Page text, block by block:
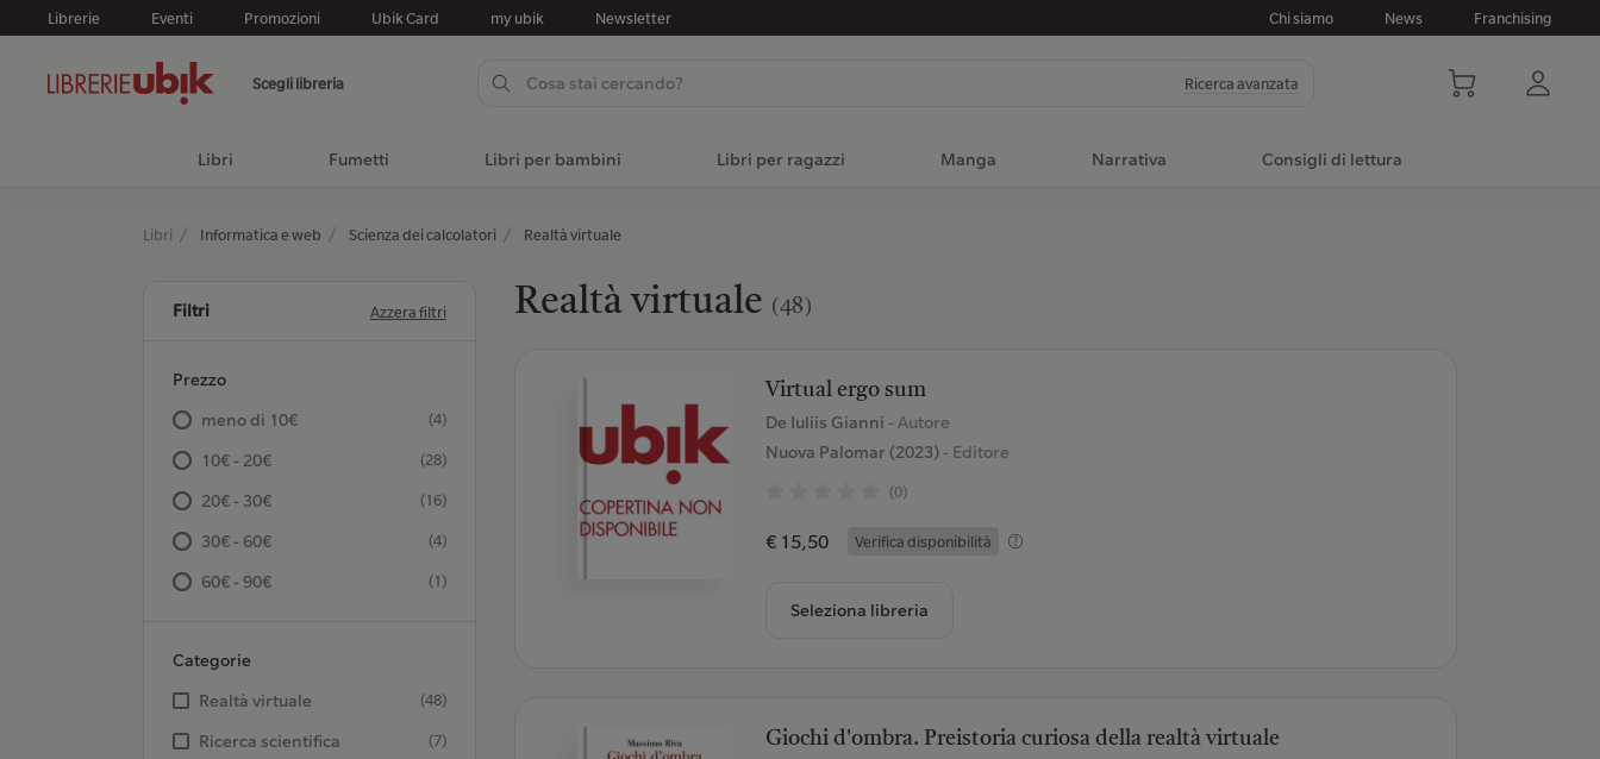
Librerie Eventi Promozioni Ubik Card my ubik Newsletter Chi siamo News Franchising
Scegli libreria Ricerca avanzata
Libri Fumetti Libri per bambini Libri per ragazzi Manga Narrativa Consigli di lettura
Libri Informatica e web Scienza dei calcolatori Realtà virtuale
Filtri Azzera filtri
Prezzo
meno di 10€
(4)
10€ - 20€ (28)
20€ - 30€ (16)
30€ - 60€ (4)
60€ - 90€ (1)
Categorie
Realtà virtuale
(48)
Ricerca scientifica (7)
Realtà virtuale (48)
Virtual ergo sum
De Iuliis Gianni - Autore
Nuova Palomar (2023)- Editore
(0)
€ 15,50 Verifica disponibilità
Seleziona libreria
Giochi d'ombra. Preistoria curiosa della realtà virtuale